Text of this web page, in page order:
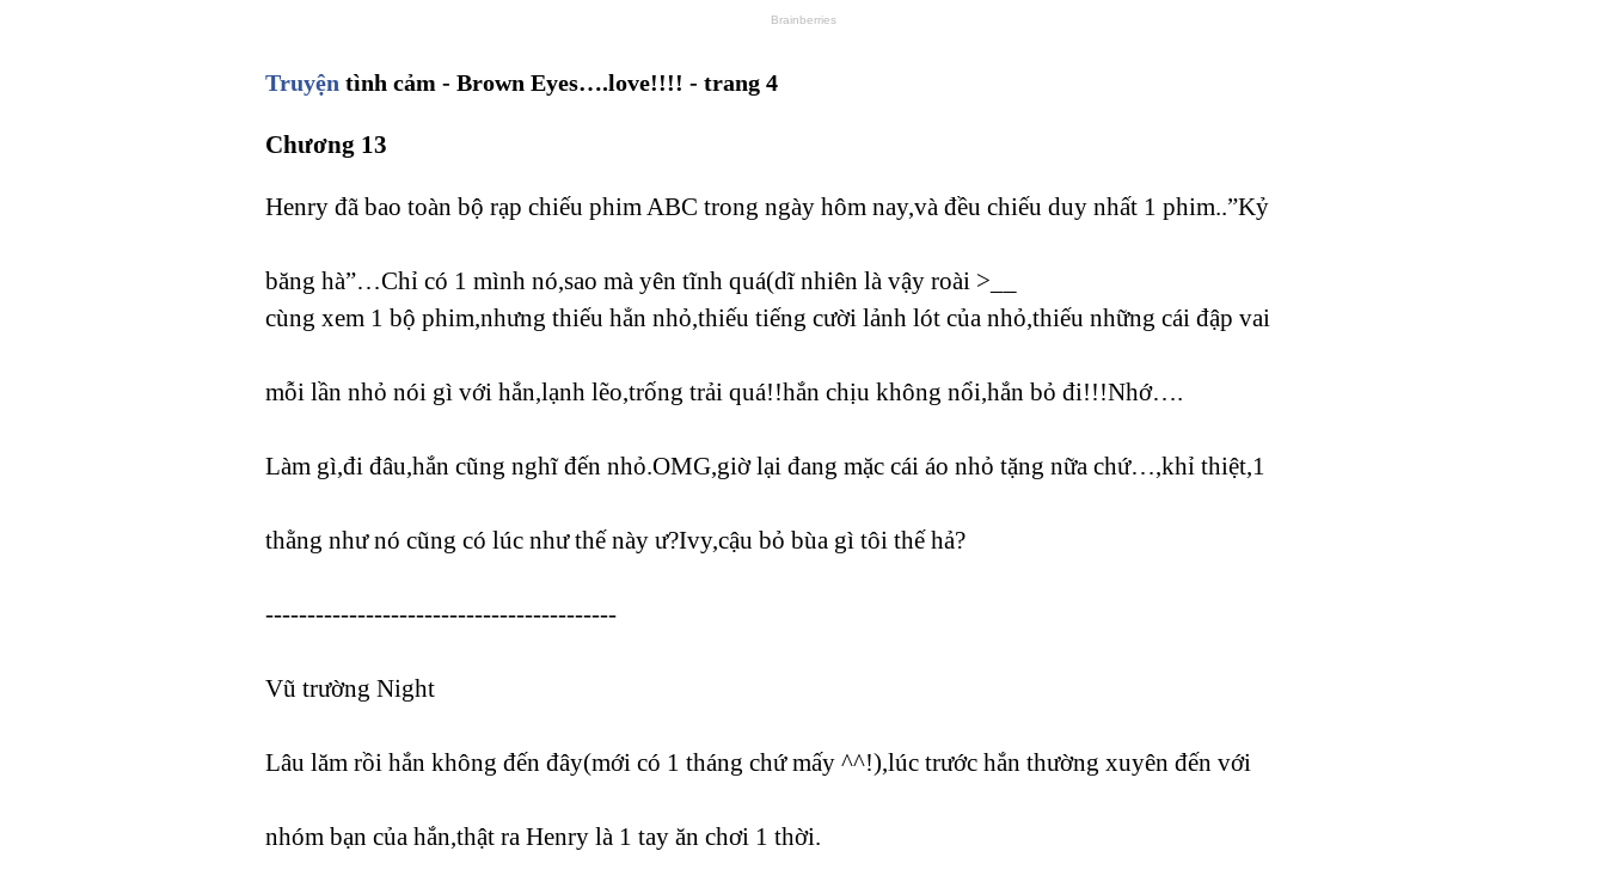
Truyện tình cảm - Brown Eyes….love!!!! - trang 4
Chương 13
Henry đã bao toàn bộ rạp chiếu phim ABC trong ngày hôm nay,và đều chiếu duy nhất 1 phim..”Kỷ
băng hà”…Chỉ có 1 mình nó,sao mà yên tĩnh quá(dĩ nhiên là vậy roài >__
cùng xem 1 bộ phim,nhưng thiếu hẳn nhỏ,thiếu tiếng cười lảnh lót của nhỏ,thiếu những cái đập vai
mỗi lần nhỏ nói gì với hắn,lạnh lẽo,trống trải quá!!hắn chịu không nổi,hắn bỏ đi!!!Nhớ….
Làm gì,đi đâu,hắn cũng nghĩ đến nhỏ.OMG,giờ lại đang mặc cái áo nhỏ tặng nữa chứ…,khỉ thiệt,1
thằng như nó cũng có lúc như thế này ư?Ivy,cậu bỏ bùa gì tôi thế hả?
------------------------------------------
Vũ trường Night
Lâu lăm rồi hắn không đến đây(mới có 1 tháng chứ mấy ^^!),lúc trước hắn thường xuyên đến với
nhóm bạn của hắn,thật ra Henry là 1 tay ăn chơi 1 thời.